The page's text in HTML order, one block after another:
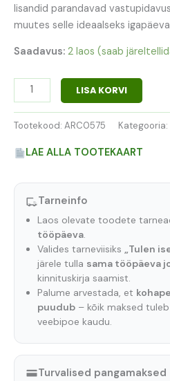
lisandid parandavad
muutes selle ideaalseks
Saadavus: 2 laos (saab
LISA KORVI
Tootekood: ARC0575 Kategooria:
LAE ALLA TOOTEKAART
Tarneinfo
Laos olevate toodete
tööpäeva.
Valides tarneviisiks „Tulen
järele tulla sama tööpäeva
kinnituskirja saamist.
Palume arvestada, et
puudub– kõik maksed
veebipoe kaudu.
Turvalised pangamaksed